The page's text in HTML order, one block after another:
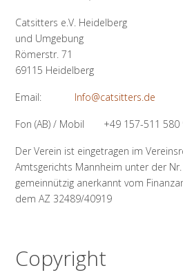
Catsitters e.V. Heidelberg
und Umgebung
Römerstr. 71
69115 Heidelberg
Email: Info@catsitters.de
Fon (AB) / Mobil +49 157-511 580
Der Verein ist eingetragen im
Amtsgerichts Mannheim unter der
gemeinnützig anerkannt vom
dem AZ 32489/40919
Copyright